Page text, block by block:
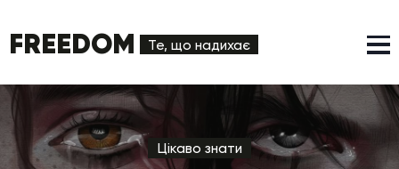
FREEDOM Те, що надихає
Цікаво знати